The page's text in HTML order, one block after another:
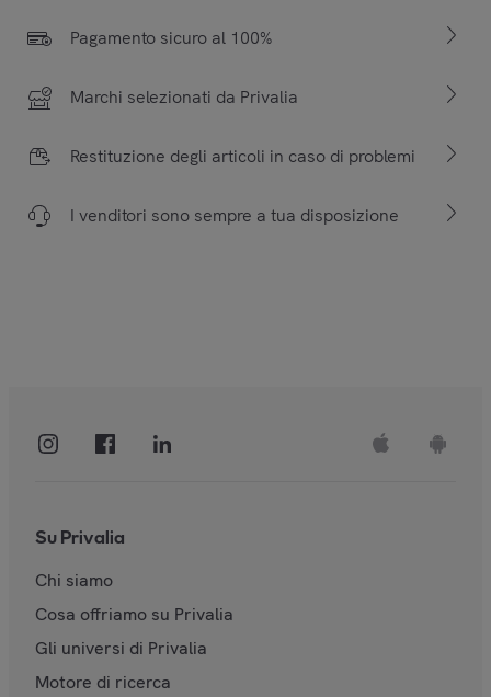
Pagamento sicuro al 100%
Marchi selezionati da Privalia
Restituzione degli articoli in caso di problemi
I venditori sono sempre a tua disposizione
Su Privalia
Chi siamo
Cosa offriamo su Privalia
Gli universi di Privalia
Motore di ricerca